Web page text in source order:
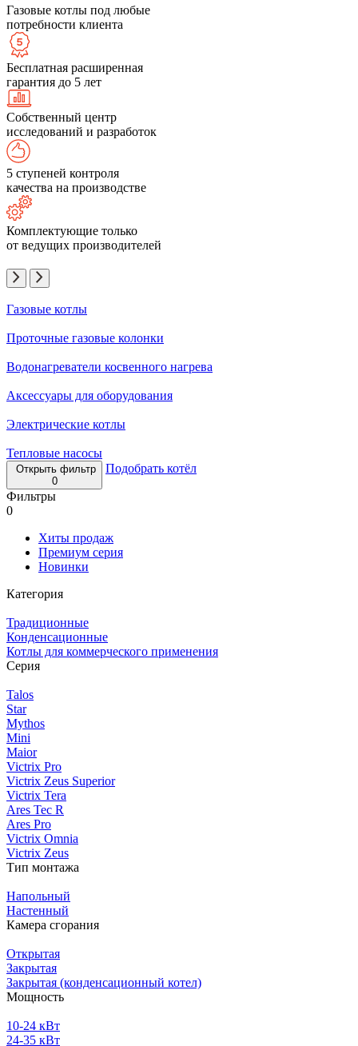
Газовые котлы под любые
потребности клиента
Бесплатная расширенная
гарантия до 5 лет
Собственный центр
исследований и разработок
5 ступеней контроля
качества на производстве
Комплектующие только
от ведущих производителей
Газовые котлы
Проточные газовые колонки
Водонагреватели косвенного нагрева
Аксессуары для оборудования
Электрические котлы
Тепловые насосы
Открыть фильтр
0
Подобрать котёл
Фильтры
0
Хиты продаж
Премиум серия
Новинки
Категория
Традиционные
Конденсационные
Котлы для коммерческого применения
Серия
Talos
Star
Mythos
Mini
Maior
Victrix Pro
Victrix Zeus Superior
Victrix Tera
Ares Tec R
Ares Pro
Victrix Omnia
Victrix Zeus
Тип монтажа
Напольный
Настенный
Камера сгорания
Открытая
Закрытая
Закрытая (конденсационный котел)
Мощность
10-24 кВт
24-35 кВт